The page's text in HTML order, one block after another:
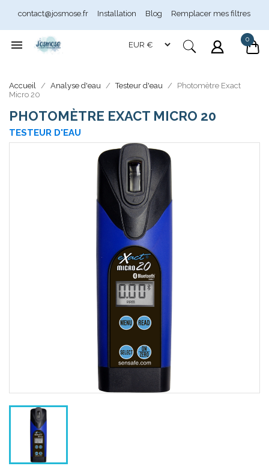
contact@josmose.fr Installation Blog Remplacer mes filtres
 0
Accueil Analyse d'eau Testeur d'eau
Photomètre Exact
Micro 20
PHOTOMÈTRE EXACT MICRO 20
TESTEUR D'EAU
Assistant Josmose